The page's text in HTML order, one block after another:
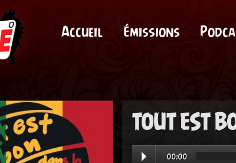
Accueil Émissions
TOUT EST
00:00